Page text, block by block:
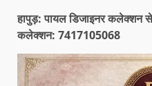
हापुड़: पायल डिजाइनर कलेक्शन
कलेक्शन: 7417105068